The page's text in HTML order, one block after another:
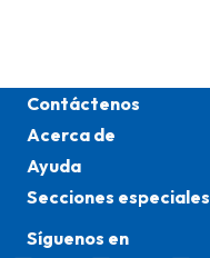
Contáctenos
Acerca de
Ayuda
Secciones especiales
Síguenos en